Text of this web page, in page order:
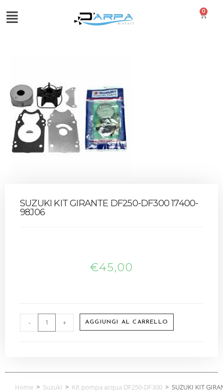
0
SUZUKI KIT GIRANTE DF250-DF300 17400-
98J06
€45,00
- + AGGIUNGI AL CARRELLO
Home > Suzuki > Kit pompa acqua DF250-DF300 > SUZUKI KIT